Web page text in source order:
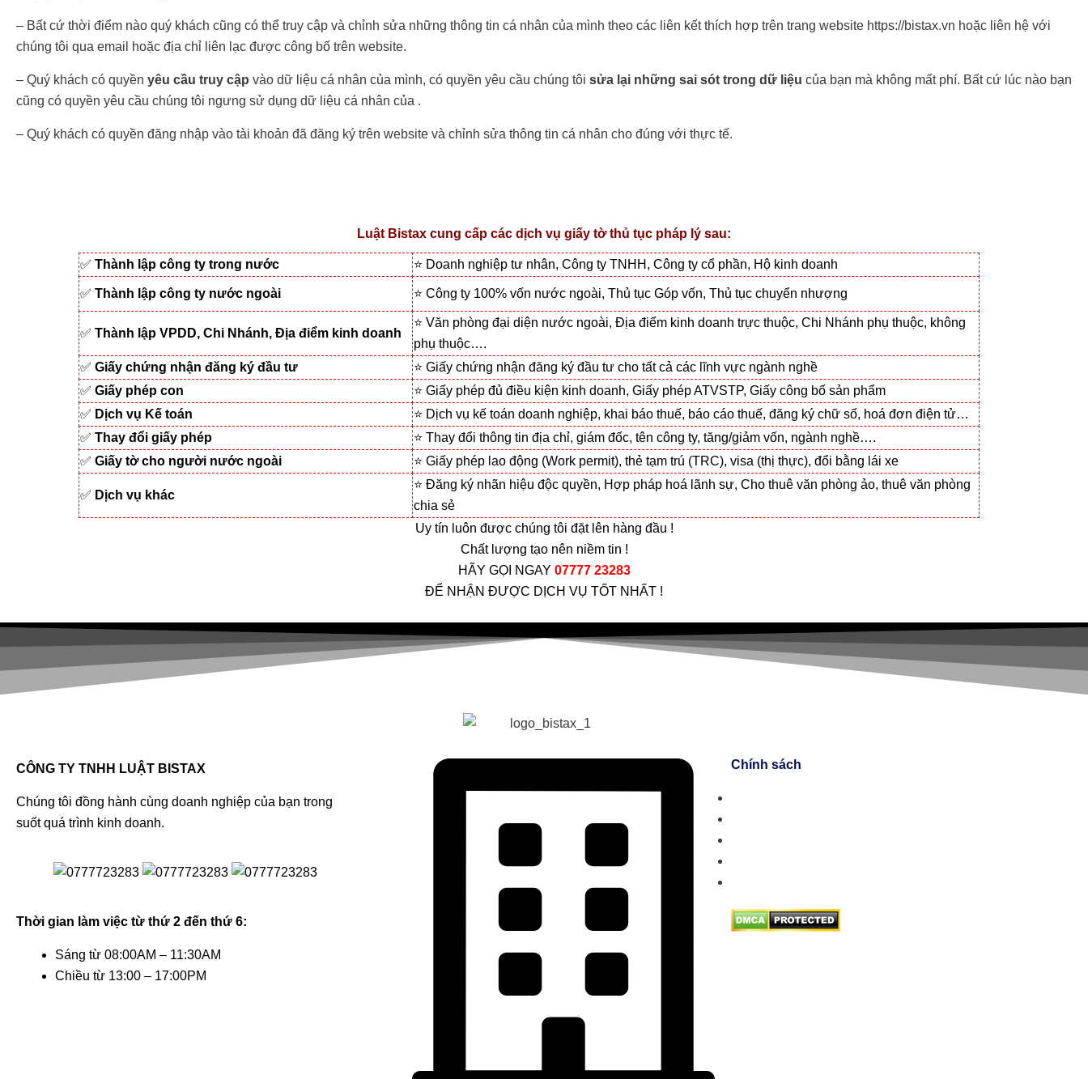
– Bất cứ thời điểm nào quý khách cũng có thể truy cập và chỉnh sửa những thông tin cá nhân của mình theo các liên kết thích hợp trên trang website https://bistax.vn hoặc liên hệ với
chúng tôi qua email hoặc địa chỉ liên lạc được công bố trên website.
– Quý khách có quyền yêu cầu truy cập vào dữ liệu cá nhân của mình, có quyền yêu cầu chúng tôi sửa lại những sai sót trong dữ liệu của bạn mà không mất phí. Bất cứ lúc nào bạn
cũng có quyền yêu cầu chúng tôi ngưng sử dụng dữ liệu cá nhân của .
– Quý khách có quyền đăng nhập vào tài khoản đã đăng ký trên website và chỉnh sửa thông tin cá nhân cho đúng với thực tế.
Luật Bistax cung cấp các dịch vụ giấy tờ thủ tục pháp lý sau:
✅ Thành lập công ty trong nước ⭐ Doanh nghiệp tư nhân, Công ty TNHH, Công ty cổ phần, Hộ kinh doanh
✅ Thành lập công ty nước ngoài ⭐ Công ty 100% vốn nước ngoài, Thủ tục Góp vốn, Thủ tục chuyển nhượng
✅ Thành lập VPDD, Chi Nhánh, Địa điểm kinh doanh
⭐ Văn phòng đại diện nước ngoài, Địa điểm kinh doanh trực thuộc, Chi Nhánh phụ thuộc, không
phụ thuộc….
✅ Giấy chứng nhận đăng ký đầu tư
⭐ Giấy chứng nhận đăng ký đầu tư cho tất cả các lĩnh vực ngành nghề
✅ Giấy phép con
⭐ Giấy phép đủ điều kiện kinh doanh, Giấy phép ATVSTP, Giấy công bố sản phẩm
✅ Dịch vụ Kế toán
⭐ Dịch vụ kế toán doanh nghiệp, khai báo thuế, báo cáo thuế, đăng ký chữ số, hoá đơn điện tử…
✅ Thay đổi giấy phép
⭐ Thay đổi thông tin địa chỉ, giám đốc, tên công ty, tăng/giảm vốn, ngành nghề….
✅ Giấy tờ cho người nước ngoài ⭐ Giấy phép lao động (Work permit), thẻ tạm trú (TRC), visa (thị thực), đổi bằng lái xe
✅ Dịch vụ khác
⭐ Đăng ký nhãn hiệu độc quyền, Hợp pháp hoá lãnh sự, Cho thuê văn phòng ảo, thuê văn phòng
chia sẻ
Uy tín luôn được chúng tôi đặt lên hàng đầu !
Chất lượng tạo nên niềm tin !
HÃY GỌI NGAY 07777 23283
ĐỂ NHẬN ĐƯỢC DỊCH VỤ TỐT NHẤT !
CÔNG TY TNHH LUẬT BISTAX
Chúng tôi đồng hành cùng doanh nghiệp của bạn trong
suốt quá trình kinh doanh.
Thời gian làm việc từ thứ 2 đến thứ 6:
Sáng từ 08:00AM – 11:30AM
Chiều từ 13:00 – 17:00PM
Chính sách